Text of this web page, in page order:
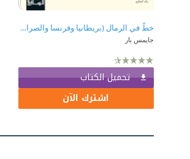
خطّ في الرمال (بريطانيا وفرنسا والصراع الذي شكّل الشرق الأوسط)
جايمس بار
تحميل الكتاب
اشترك الآن